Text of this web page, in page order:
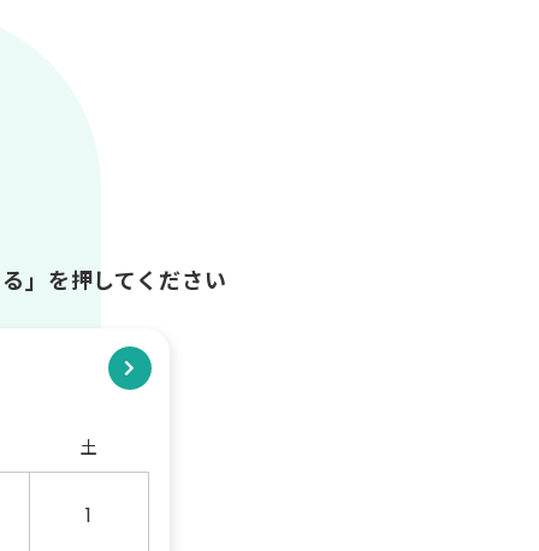
」を押してください
土
1